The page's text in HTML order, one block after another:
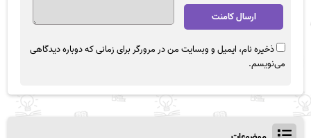
ذخیره نام، ایمیل و وبسایت من در مرورگر برای زمانی که دوباره دیدگاهی
می‌نویسم.